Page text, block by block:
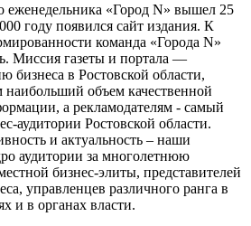
еженедельника «Город N» вышел 25
году появился сайт издания. К
команда «Города N»
Миссия газеты и портала —
бизнеса в Ростовской области,
наибольший объем качественной
а рекламодателям - самый
аудитории Ростовской области.
и актуальность – наши
аудитории за многолетнюю
бизнес-элиты, представителей
управленцев различного ранга в
и в органах власти.